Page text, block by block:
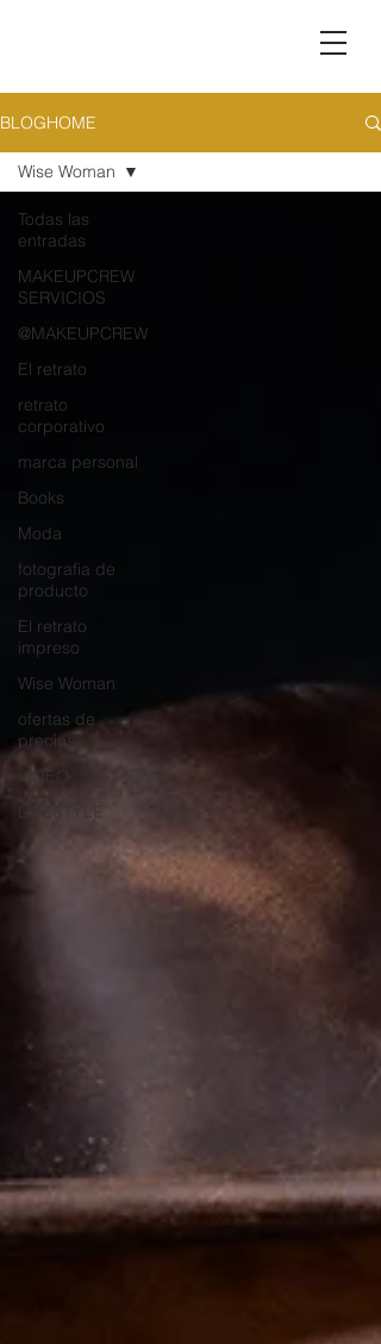
BLOGHOME
Todas las
entradas
MAKEUPCREW
SERVICIOS
@MAKEUPCREW
El retrato
retrato
corporativo
marca personal
Books
Moda
fotografia de
producto
El retrato
impreso
Wise Woman
ofertas de
precios
VIDEO
LIFESTYLE
Wise Woman